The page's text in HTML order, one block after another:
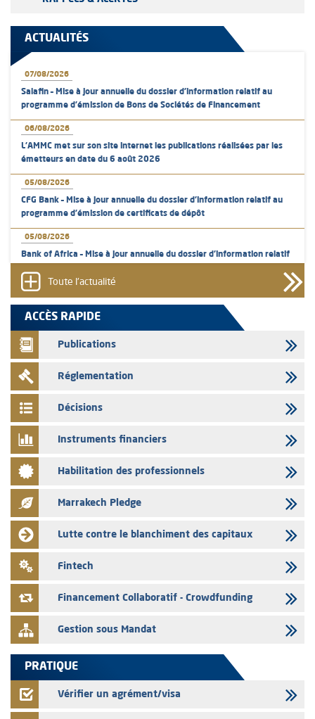
ACTUALITÉS
07/08/2026
Salafin – Mise à jour annuelle du dossier d’information relatif au
programme d'émission de Bons de Sociétés de Financement
06/08/2026
L’AMMC met sur son site internet les publications réalisées par les
émetteurs en date du 6 août 2026
05/08/2026
CFG Bank – Mise à jour annuelle du dossier d’information relatif au
programme d'émission de certificats de dépôt
05/08/2026
Bank of Africa – Mise à jour annuelle du dossier d’information relatif
05/08/2026
L’AMMC met sur son site internet les publications réalisées par les
émetteurs en date du 5 août 2026
04/08/2026
L’AMMC met sur son site internet les publications réalisées par les
émetteurs en date du 4 août 2026
Saham Bank – Mise à jour annuelle du dossier d’information relatif au
03/08/2026
L’AMMC met sur son site internet les publications réalisées par les
émetteurs en date du 3 août 2026
03/08/2026
Liste des agréments et visas d'OPCVM accordés par l'AMMC pour le
mois de juillet 2026
03/08/2026
L' AMMC publie les indicateurs mensuels du marché des capitaux pour
le mois de Juin 2026
Toute l'actualité
ACCÈS RAPIDE
Publications
Réglementation
Décisions
Instruments financiers
Habilitation des professionnels
Marrakech Pledge
Lutte contre le blanchiment des capitaux
Fintech
Financement Collaboratif - Crowdfunding
Gestion sous Mandat
PRATIQUE
Vérifier un agrément/visa